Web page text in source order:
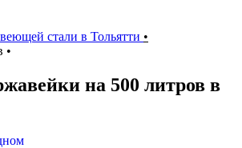
стали в Тольятти •
•
на 500 литров в